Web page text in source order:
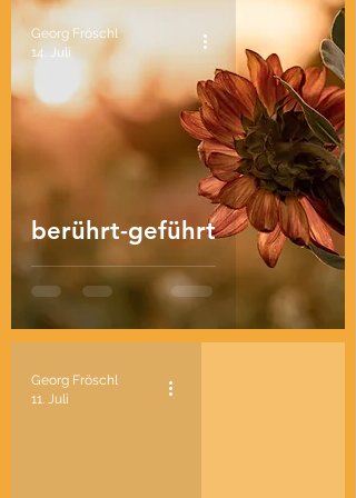
berührt-geführt
Georg Fröschl
14. Juli
Georg Fröschl
11. Juli